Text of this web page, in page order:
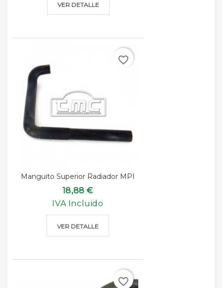
VER DETALLE
Manguito Superior Radiador MPI
18,88 €
IVA Incluido
VER DETALLE
favorite_border
favorite_border